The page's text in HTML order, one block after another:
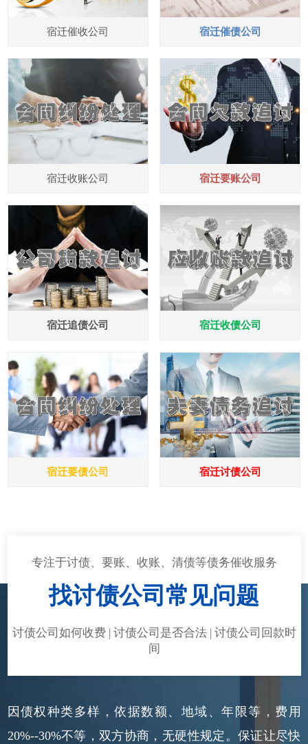
宿迁催收公司 宿迁催债公司
宿迁收账公司 宿迁要账公司
宿迁追债公司 宿迁收债公司
宿迁要债公司 宿迁讨债公司
专注于讨债、要账、收账、清债等债务催收服务
找讨债公司常见问题
讨债公司如何收费 | 讨债公司是否合法 | 讨债公司回款时
间
因债权种类多样，依据数额、地域、年限等，费用
20%--30%不等，双方协商，无硬性规定。保证让尽快